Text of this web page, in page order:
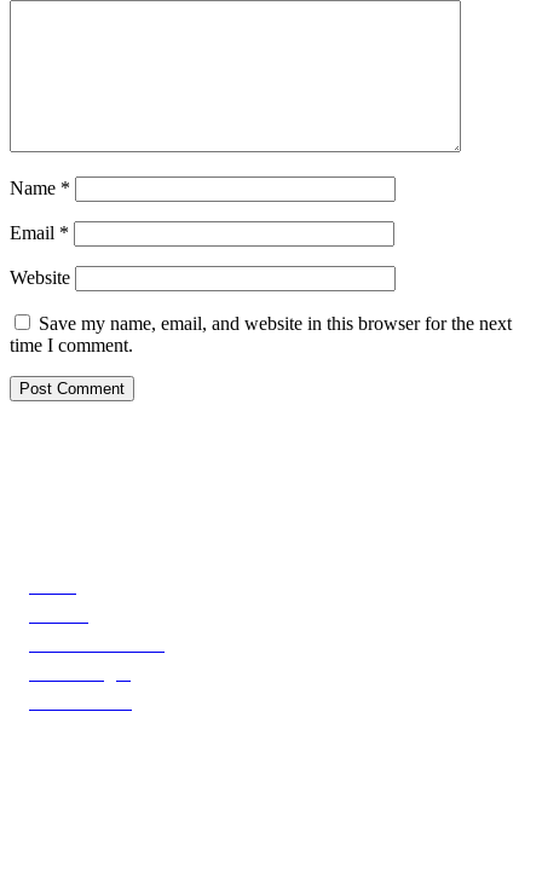
Name *
Email *
Website
Save my name, email, and website in this browser for the next
time I comment.